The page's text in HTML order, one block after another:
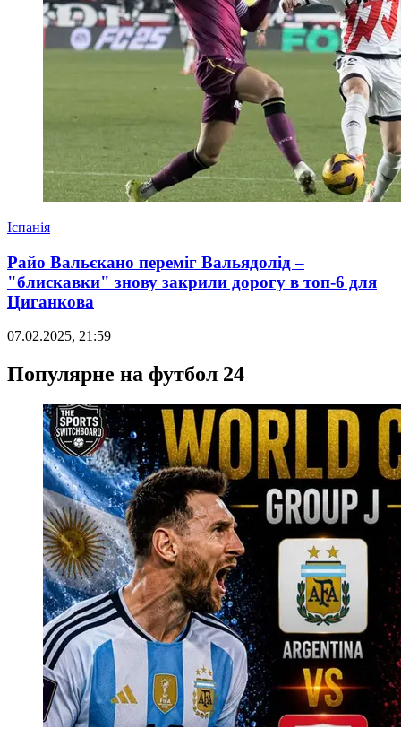
Іспанія
Райо Вальєкано переміг Вальядолід –
"блискавки" знову закрили дорогу в топ-6 для
Циганкова
07.02.2025, 21:59
Популярне на футбол 24